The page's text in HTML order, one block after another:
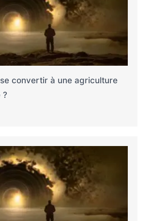
convertir à une agriculture
?